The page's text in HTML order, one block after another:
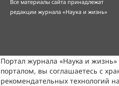
Все материалы сайта принадлежат
редакции журнала «Наука и жизнь»
Портал журнала «Наука и
порталом, вы соглашаетесь с
рекомендательных технологий